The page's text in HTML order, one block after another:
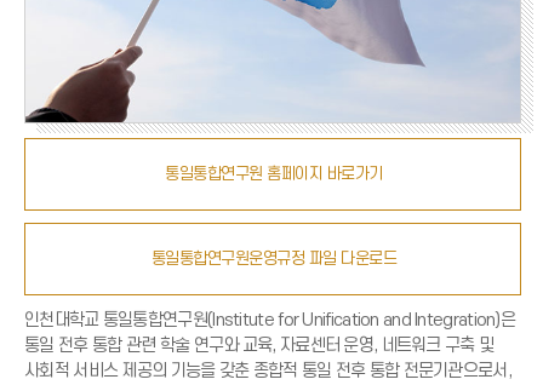
통일통합연구원 홈페이지 바로가기
통일통합연구원운영규정 파일 다운로드
인천대학교 통일통합연구원(Institute for Unification and Integration)은
통일 전후 통합 관련 학술 연구와 교육, 자료센터 운영, 네트워크 구축 및
사회적 서비스 제공의 기능을 갖춘 종합적 통일 전후 통합 전문기관으로서,